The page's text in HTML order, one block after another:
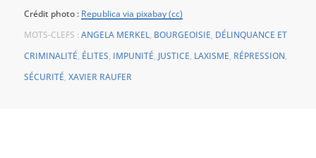
Crédit photo : Republica via pixabay (cc)
MOTS-CLEFS : ANGELA MERKEL, BOURGEOISIE, DÉLINQUANCE ET
CRIMINALITÉ, ÉLITES, IMPUNITÉ, JUSTICE, LAXISME, RÉPRESSION,
SÉCURITÉ, XAVIER RAUFER